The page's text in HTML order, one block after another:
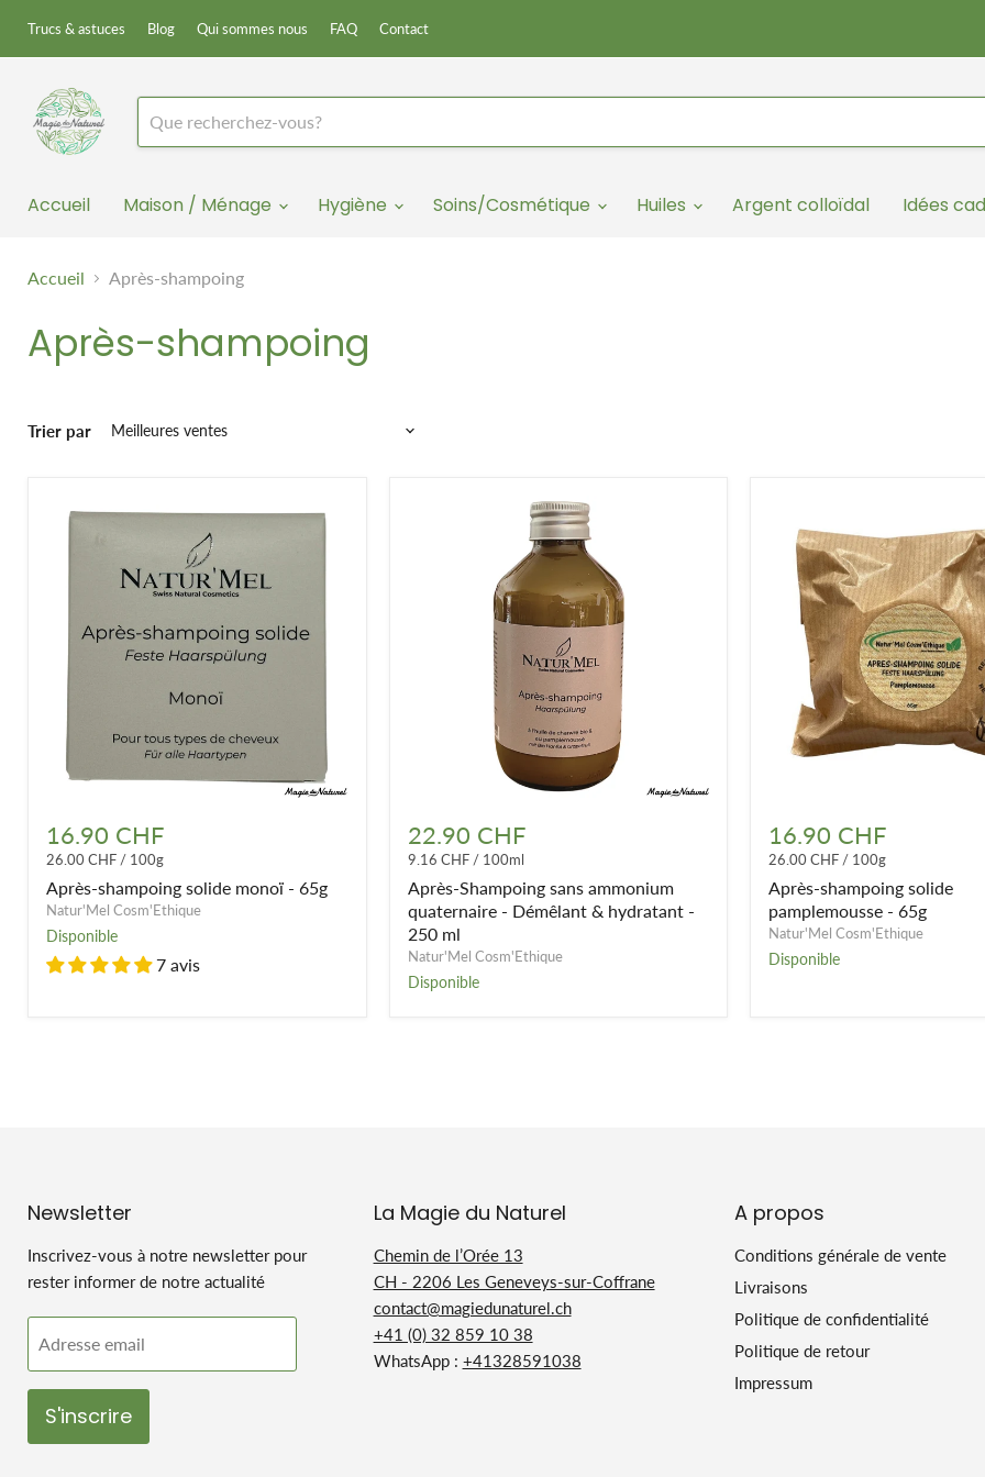
Trucs & astuces Blog Qui sommes nous FAQ Contact
Accueil Maison / Ménage Hygiène Soins/Cosmétique Huiles Argent colloïdal Idées
Accueil Après-shampoing
Après-shampoing
Trier par
shampoing
solide
monoï
-
65g
16.90 CHF
26.00 CHF / 100g
Après-shampoing solide monoï - 65g
Natur'Mel Cosm'Ethique
Disponible
7 avis
Shampoing
sans
ammonium
quaternaire
-
Démêlant
&
hydratant
-
22.90 CHF
9.16 CHF/ 100ml
Après-Shampoing sans ammonium
quaternaire - Démêlant & hydratant -
250 ml
Natur'Mel Cosm'Ethique
Disponible
shampoing
solide
pamplemousse
-
65g
16.90 CHF
26.00 CHF / 100g
Après-shampoing solide
pamplemousse - 65g
Natur'Mel Cosm'Ethique
Disponible
Newsletter
Inscrivez-vous à notre newsletter pour
rester informer de notre actualité
Adresse email
S'inscrire
La Magie du Naturel
Chemin de l’Orée 13
CH - 2206 Les Geneveys-sur-Coffrane
contact@magiedunaturel.ch
+41 (0) 32 859 10 38
WhatsApp : +41328591038
A propos
Conditions générale de vente
Livraisons
Politique de confidentialité
Politique de retour
Impressum